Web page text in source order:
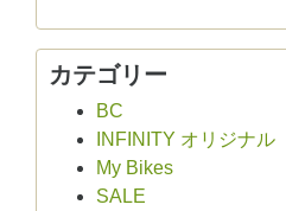
カテゴリー
BC
INFINITY オリジナル
My Bikes
SALE